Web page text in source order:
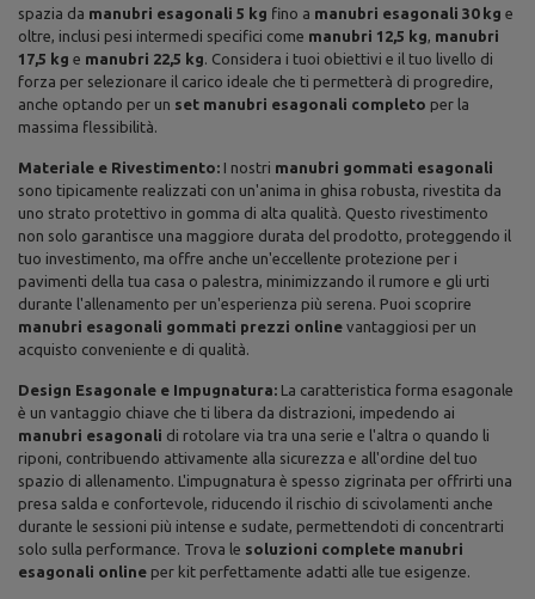
spazia da manubri esagonali 5 kg fino a manubri esagonali 30 kg e
oltre, inclusi pesi intermedi specifici come manubri 12,5 kg, manubri
17,5 kg e manubri 22,5 kg. Considera i tuoi obiettivi e il tuo livello di
forza per selezionare il carico ideale che ti permetterà di progredire,
anche optando per un set manubri esagonali completo per la
massima flessibilità.
Materiale e Rivestimento: I nostri manubri gommati esagonali
sono tipicamente realizzati con un'anima in ghisa robusta, rivestita da
uno strato protettivo in gomma di alta qualità. Questo rivestimento
non solo garantisce una maggiore durata del prodotto, proteggendo il
tuo investimento, ma offre anche un'eccellente protezione per i
pavimenti della tua casa o palestra, minimizzando il rumore e gli urti
durante l'allenamento per un'esperienza più serena. Puoi scoprire
manubri esagonali gommati prezzi online vantaggiosi per un
acquisto conveniente e di qualità.
Design Esagonale e Impugnatura: La caratteristica forma esagonale
è un vantaggio chiave che ti libera da distrazioni, impedendo ai
manubri esagonali di rotolare via tra una serie e l'altra o quando li
riponi, contribuendo attivamente alla sicurezza e all'ordine del tuo
spazio di allenamento. L'impugnatura è spesso zigrinata per offrirti una
presa salda e confortevole, riducendo il rischio di scivolamenti anche
durante le sessioni più intense e sudate, permettendoti di concentrarti
solo sulla performance. Trova le soluzioni complete manubri
esagonali online per kit perfettamente adatti alle tue esigenze.